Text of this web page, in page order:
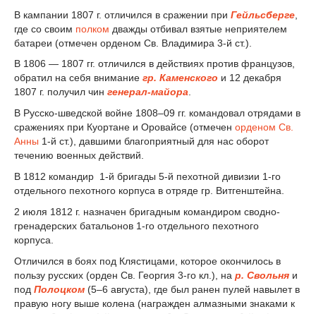
В кампании 1807 г. отличился в сражении при Гейльсберге
где со своим полком дважды отбивал взятые неприятелем
батареи (отмечен орденом Св. Владимира 3-й ст.).
В 1806 — 1807 гг. отличился в действиях против французов,
обратил на себя внимание гр. Каменского и 12 декабря
1807 г. получил чин генерал-майора.
В Русско-шведской войне 1808–09 гг. командовал отрядами в
сражениях при Куортане и Оровайсе (отмечен орденом Св.
Анны 1-й ст.), давшими благоприятный для нас оборот
течению военных действий.
В 1812 командир 1-й бригады 5-й пехотной дивизии 1-го
отдельного пехотного корпуса в отряде гр. Витгенштейна.
2 июля 1812 г. назначен бригадным командиром сводно-
гренадерских батальонов 1-го отдельного пехотного
корпуса.
Отличился в боях под Клястицами, которое окончилось в
пользу русских (орден Св. Георгия 3-го кл.), на р. Свольня и
под Полоцком (5–6 августа), где был ранен пулей навылет в
правую ногу выше колена (награжден алмазными знаками к